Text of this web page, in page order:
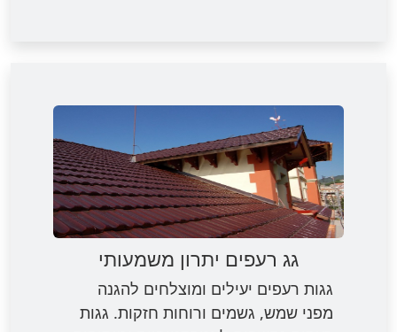
גג רעפים יתרון משמעותי
גגות רעפים יעילים ומוצלחים להגנה
מפני שמש, גשמים ורוחות חזקות. גגות